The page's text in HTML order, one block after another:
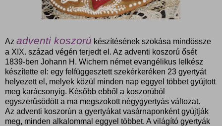
Az adventi koszorú készítésének szokása mindössze
a XIX. század végén terjedt el. Az adventi koszorú ősét
1839-ben Johann H. Wichern német evangélikus lelkész
készítette el: egy felfüggesztett szekérkeréken 23 gyertyát
helyezett el, melyek közül minden nap eggyel többet gyújtott
meg karácsonyig. Később ebből a koszorúból
egyszerűsödött a ma megszokott négygyertyás változat.
Az adventi koszorún a gyertyákat vasárnaponként gyújtják
meg, minden alkalommal eggyel többet. A világító gyertyák